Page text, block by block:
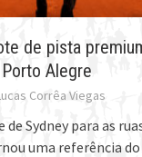
de pista
Alegre
Corrêa Viegas
de Sydney para as
uma referência